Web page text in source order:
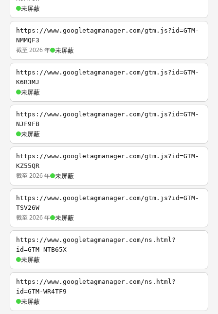
未屏蔽
https://www.googletagmanager.com/gtm.js?id=GTM-
NMMQF3
截至 2026 年 未屏蔽
https://www.googletagmanager.com/gtm.js?id=GTM-
K6B3MJ
未屏蔽
https://www.googletagmanager.com/gtm.js?id=GTM-
NJF9FB
未屏蔽
https://www.googletagmanager.com/gtm.js?id=GTM-
KZ55QR
截至 2026 年 未屏蔽
https://www.googletagmanager.com/gtm.js?id=GTM-
TSV26W
截至 2026 年 未屏蔽
https://www.googletagmanager.com/ns.html?
id=GTM-NTB65X
未屏蔽
https://www.googletagmanager.com/ns.html?
id=GTM-WR4TF9
未屏蔽